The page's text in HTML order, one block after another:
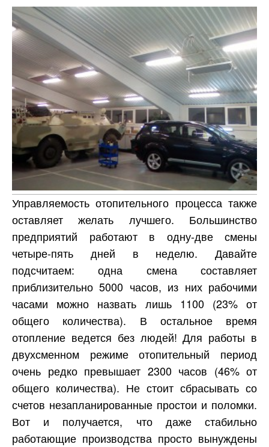
Управляемость отопительного процесса также
оставляет желать лучшего. Большинство
предприятий работают в одну-две смены
четыре-пять дней в неделю. Давайте
подсчитаем: одна смена составляет
приблизительно 5000 часов, из них рабочими
часами можно назвать лишь 1100 (23% от
общего количества). В остальное время
отопление ведется без людей! Для работы в
двухсменном режиме отопительный период
очень редко превышает 2300 часов (46% от
общего количества). Не стоит сбрасывать со
счетов незапланированные простои и поломки.
Вот и получается, что даже стабильно
работающие производства просто вынуждены